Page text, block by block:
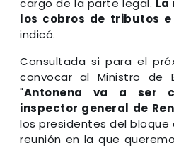
cargo de la parte legal. La
los cobros de tributos
indicó.
Consultada si para el
convocar al Ministro de
"Antonena va a ser
inspector general de
los presidentes del bloque
reunión en la que